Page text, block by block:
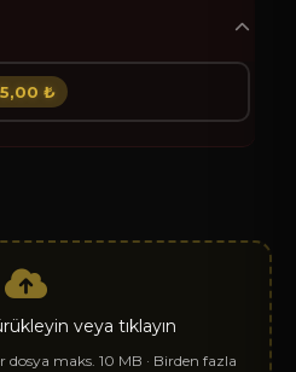
₺
veya tıklayın
dosya maks. 10 MB · Birden fazla
WhatsApp